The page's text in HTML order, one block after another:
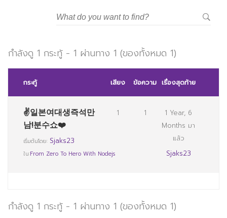
กำลังดู 1 กระทู้ - 1 ผ่านทาง 1 (ของทั้งหมด 1)
กระทู้ เสียง ข้อความ เรื่องสุดท้าย
✌일본여대생즉석만
남!분수쇼❤️
เริ่มต้นโดย: Sjaks23
ใน:From Zero To Hero With Nodejs
1 1
1 Year, 6
Months มา
แล้ว
Sjaks23
กำลังดู 1 กระทู้ - 1 ผ่านทาง 1 (ของทั้งหมด 1)